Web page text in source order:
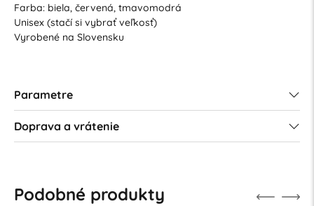
Farba: biela, červená, tmavomodrá
Unisex (stačí si vybrať veľkosť)
Vyrobené na Slovensku
Parametre
Doprava a vrátenie
Podobné produkty